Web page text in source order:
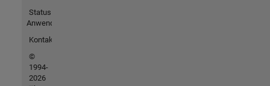
Status von
Anwendungen
Kontakt
©
1994-
2026